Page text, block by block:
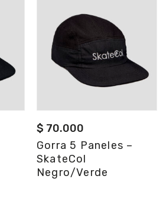
$ 70.000
Gorra 5 Paneles –
SkateCol
Negro/Verde